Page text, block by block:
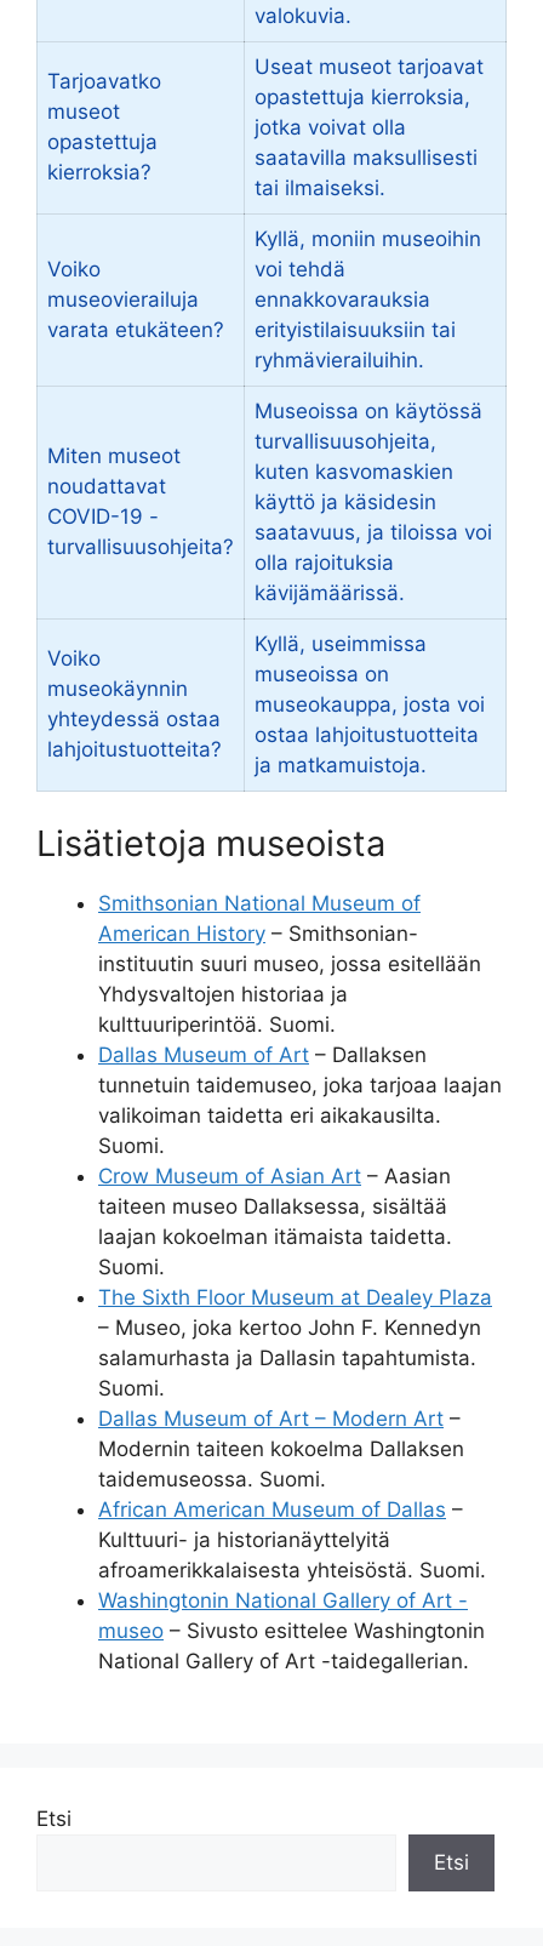
valokuvia.
Tarjoavatko
museot
opastettuja
kierroksia?
Useat museot tarjoavat
opastettuja kierroksia,
jotka voivat olla
saatavilla maksullisesti
tai ilmaiseksi.
Voiko
museovierailuja
varata etukäteen?
Kyllä, moniin museoihin
voi tehdä
ennakkovarauksia
erityistilaisuuksiin tai
ryhmävierailuihin.
Miten museot
noudattavat
COVID-19 -
turvallisuusohjeita?
Museoissa on käytössä
turvallisuusohjeita,
kuten kasvomaskien
käyttö ja käsidesin
saatavuus, ja tiloissa voi
olla rajoituksia
kävijämäärissä.
Voiko
museokäynnin
yhteydessä ostaa
lahjoitustuotteita?
Kyllä, useimmissa
museoissa on
museokauppa, josta voi
ostaa lahjoitustuotteita
ja matkamuistoja.
Lisätietoja museoista
Smithsonian National Museum of
American History – Smithsonian-
instituutin suuri museo, jossa esitellään
Yhdysvaltojen historiaa ja
kulttuuriperintöä. Suomi.
Dallas Museum of Art – Dallaksen
tunnetuin taidemuseo, joka tarjoaa laajan
valikoiman taidetta eri aikakausilta.
Suomi.
Crow Museum of Asian Art – Aasian
taiteen museo Dallaksessa, sisältää
laajan kokoelman itämaista taidetta.
Suomi.
The Sixth Floor Museum at Dealey Plaza
– Museo, joka kertoo John F. Kennedyn
salamurhasta ja Dallasin tapahtumista.
Suomi.
Dallas Museum of Art – Modern Art –
Modernin taiteen kokoelma Dallaksen
taidemuseossa. Suomi.
African American Museum of Dallas –
Kulttuuri- ja historianäyttelyitä
afroamerikkalaisesta yhteisöstä. Suomi.
Washingtonin National Gallery of Art -
museo – Sivusto esittelee Washingtonin
National Gallery of Art -taidegallerian.
Etsi
Etsi